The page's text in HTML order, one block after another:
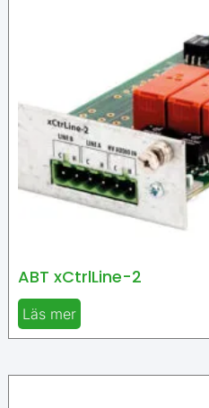
ABT xCtrlLine-2
Läs mer